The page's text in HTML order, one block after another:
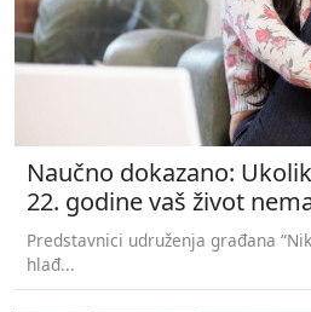
Naučno dokazano:
22. godine vaš život
Predstavnici udruženja građana
hlađ...